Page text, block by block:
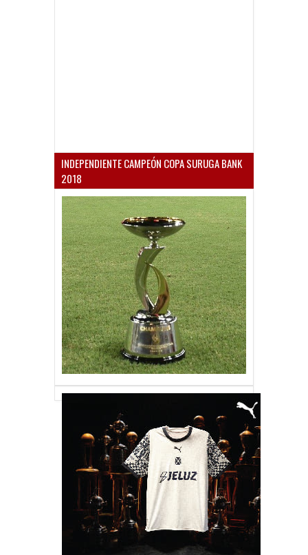
INDEPENDIENTE CAMPEÓN COPA SURUGA BANK
2018